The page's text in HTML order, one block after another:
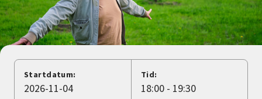
Cirkelledare
Nyheter
Avdelningar
Startdatum:
2026-11-04
Tid:
18:00 - 19:30